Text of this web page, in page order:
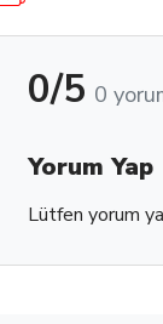
0/5 0
Yorum Yap
Lütfen yorum